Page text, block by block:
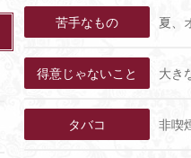
苦手なもの 夏、
得意じゃないこと 大き
タバコ 非喫